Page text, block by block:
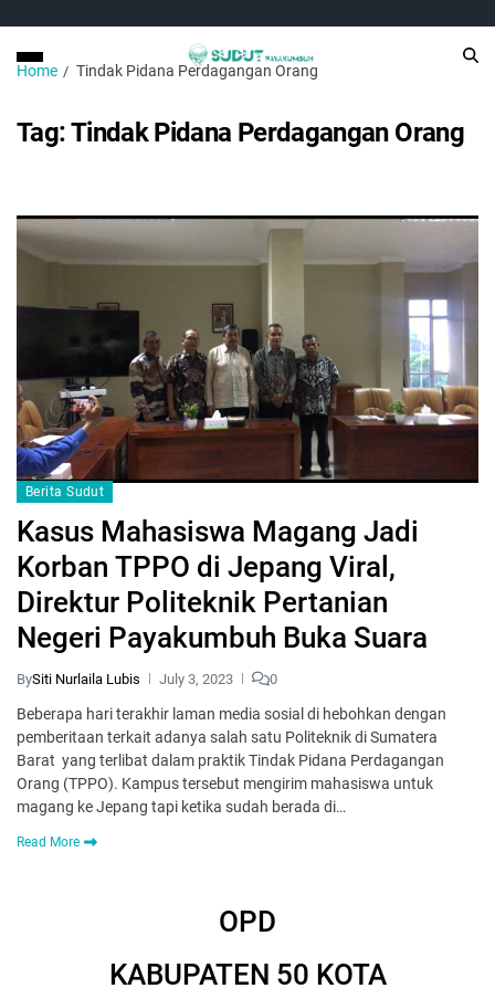
Home Tindak Pidana Perdagangan Orang
Tag:Tindak Pidana Perdagangan Orang
Berita Sudut
Kasus Mahasiswa Magang Jadi
Korban TPPO di Jepang Viral,
Direktur Politeknik Pertanian
Negeri Payakumbuh Buka Suara
BySiti Nurlaila Lubis July 3, 2023 0
Beberapa hari terakhir laman media sosial di hebohkan dengan
pemberitaan terkait adanya salah satu Politeknik di Sumatera
Barat yang terlibat dalam praktik Tindak Pidana Perdagangan
Orang (TPPO). Kampus tersebut mengirim mahasiswa untuk
magang ke Jepang tapi ketika sudah berada di…
Read More
OPD
KABUPATEN 50 KOTA